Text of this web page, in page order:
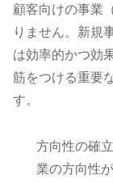
顧客向けの事業
りません。新規
は効率的かつ効
筋をつける重要
す。
方向性の確
業の方向性